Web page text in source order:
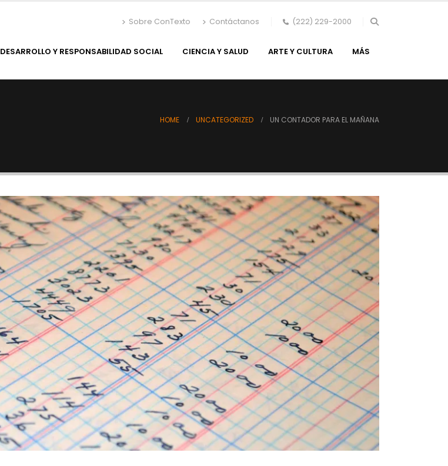
Sobre ConTexto Contáctanos (222) 229-2000
DESARROLLO Y RESPONSABILIDAD SOCIAL CIENCIA Y SALUD ARTE Y CULTURA MÁS
HOME UNCATEGORIZED UN CONTADOR PARA EL MAÑANA